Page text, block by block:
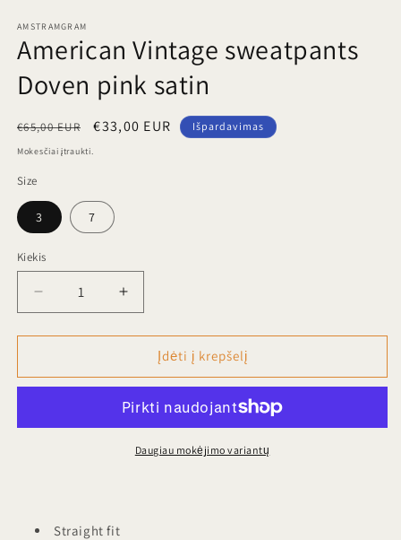
AMSTRAMGRAM
American Vintage sweatpants
Doven pink satin
Įprasta
kaina
€65,00 EUR
Išpardavimo
€33,00 EUR Išpardavimas
Mokesčiai įtraukti.
Size
3 7
Kiekis
Sumažinti
American
Vintage
Doven
kiekį
Padidinti
American
Vintage
sweatpants
Doven
satin
kiekį
Įdėti į krepšelį
Daugiau mokėjimo variantų
Straight fit